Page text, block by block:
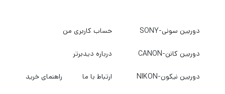
دوربین سونی-SONY
دوربین کانن-CANON
دوربین نیکون-NIKON
حساب کاربری من
درباره دیدبرتر
ارتباط با ما راهنمای خرید